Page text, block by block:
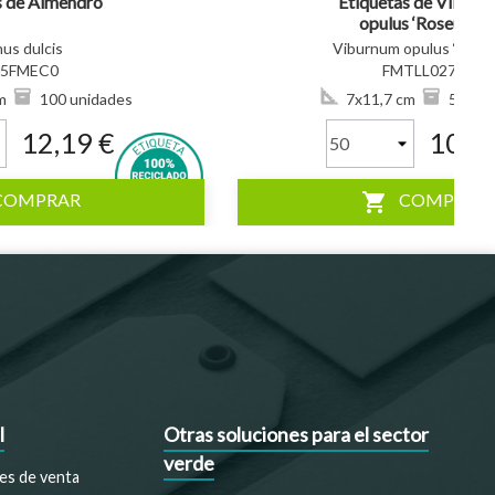
dulcis
100 unidades
12,19 €
opulus ‘Roseum’ *
Viburnum opulus
FMTLL0275
7x11,7 cm
50
shopping_cart COMPRAR
de venta
Otras soluciones para el sector
verde